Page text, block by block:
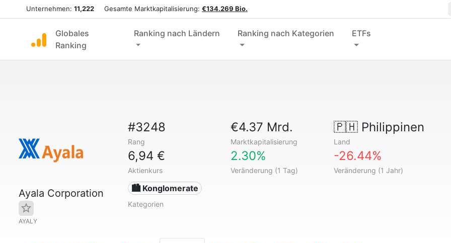
Unternehmen: 11,222 Gesamte Marktkapitalisierung: €134.269 Bio.
Globales
Ranking
Ranking nach Ländern Ranking nach Kategorien ETFs
Ayala Corporation
AYALY
#3248
Rang
€4.37 Mrd.
Marktkapitalisierung
🇵🇭Philippinen
Land
6,94 €
Aktienkurs
2.30%
Veränderung (1 Tag)
-26.44%
Veränderung (1 Jahr)
🏙 Konglomerate
Kategorien